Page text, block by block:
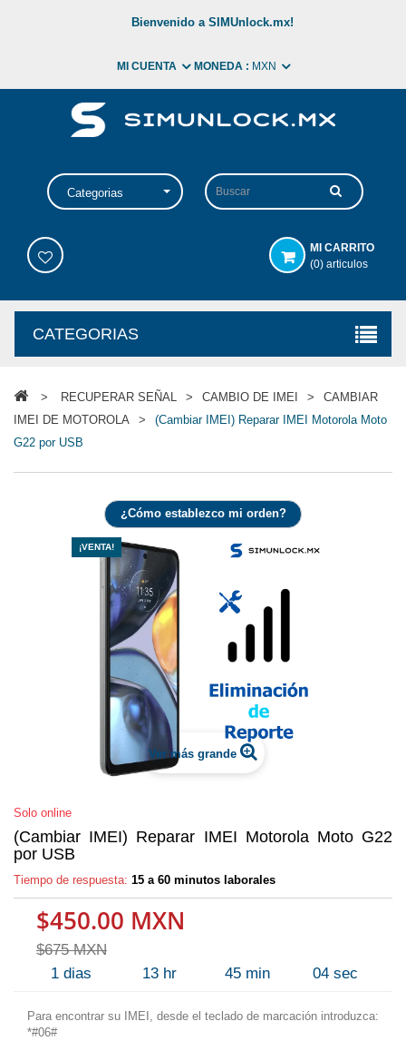
Bienvenido a SIMUnlock.mx!
MI CUENTA MONEDA : MXN
Categorias
MI CARRITO
(0) articulos
CATEGORIAS
> RECUPERAR SEÑAL > CAMBIO DE IMEI >
CAMBIAR
IMEI DE MOTOROLA
>
(Cambiar IMEI) Reparar IMEI Motorola Moto
G22 por USB
¿Cómo establezco mi orden?
¡VENTA!
Ver más grande
Solo online
(Cambiar IMEI) Reparar IMEI Motorola Moto G22
por USB
Tiempo de respuesta: 15 a 60 minutos laborales
$450.00 MXN
$675 MXN
1 dias 13 hr 45 min 03 sec
Para encontrar su IMEI, desde el teclado de marcación introduzca:
*#06#